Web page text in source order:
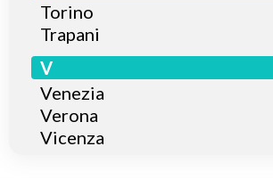
Torino
Trapani
V
Venezia
Verona
Vicenza